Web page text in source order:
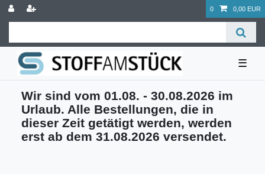
0 0,00 EUR
☰
Wir sind vom 01.08. - 30.08.2026 im
Urlaub. Alle Bestellungen, die in
dieser Zeit getätigt werden, werden
erst ab dem 31.08.2026 versendet.